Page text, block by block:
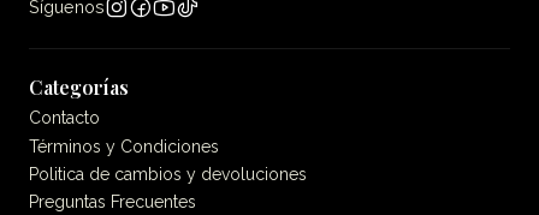
Síguenos
Categorías
Contacto
Términos y Condiciones
Politica de cambios y devoluciones
Preguntas Frecuentes